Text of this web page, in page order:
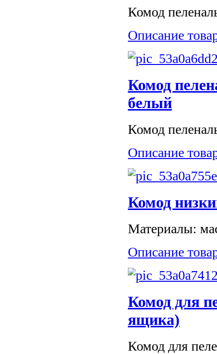
Комод
Описание
Комод
белый
Комод
Описание
Комод
Материалы:
Описание
Комод для
ящика)
Комод для